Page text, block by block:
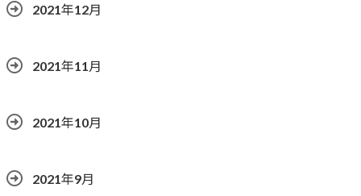
2021年12月
2021年11月
2021年10月
2021年9月